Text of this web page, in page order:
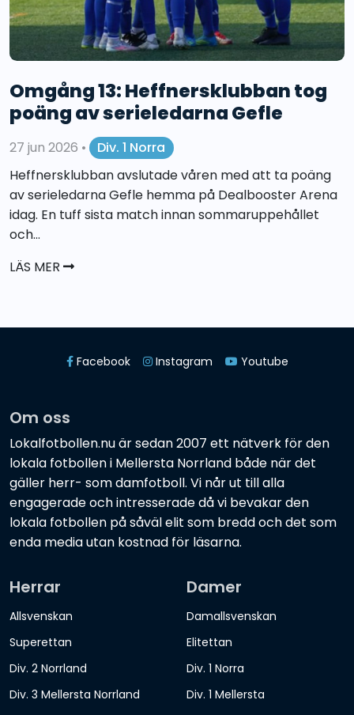
Omgång 13: Heffnersklubban tog
poäng av serieledarna Gefle
27 jun 2026 •
Div. 1 Norra
Heffnersklubban avslutade våren med att ta poäng
av serieledarna Gefle hemma på Dealbooster Arena
idag. En tuff sista match innan sommaruppehållet
och...
LÄS MER
Facebook Instagram Youtube
Om oss
Lokalfotbollen.nu är sedan 2007 ett nätverk för den
lokala fotbollen i Mellersta Norrland både när det
gäller herr- som damfotboll. Vi når ut till alla
engagerade och intresserade då vi bevakar den
lokala fotbollen på såväl elit som bredd och det som
enda media utan kostnad för läsarna.
Herrar
Allsvenskan
Superettan
Div. 2 Norrland
Div. 3 Mellersta Norrland
Damer
Damallsvenskan
Elitettan
Div. 1 Norra
Div. 1 Mellersta